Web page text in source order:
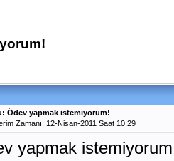
Ödev yapmak istemiyorum!
Zamanı: 12-Nisan-2011 Saat 10:29
yapmak